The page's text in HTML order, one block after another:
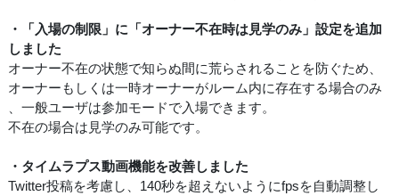
・「入場の制限」に「オーナー不在時は見学のみ」設定を追加
しました
オーナー不在の状態で知らぬ間に荒らされることを防ぐため、
オーナーもしくは一時オーナーがルーム内に存在する場合のみ
、一般ユーザは参加モードで入場できます。
不在の場合は見学のみ可能です。
・タイムラプス動画機能を改善しました
Twitter投稿を考慮し、140秒を超えないようにfpsを自動調整し